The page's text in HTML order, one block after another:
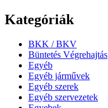
Kategóriák
BKK / BKV
Büntetés Végrehajtás
Egyéb
Egyéb járművek
Egyéb szerek
Egyéb szervezetek